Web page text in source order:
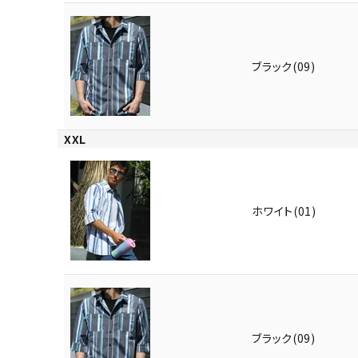
キーワードから探す
カテゴリ
ブラック(09)
XXL
ホワイト(01)
ブラック(09)